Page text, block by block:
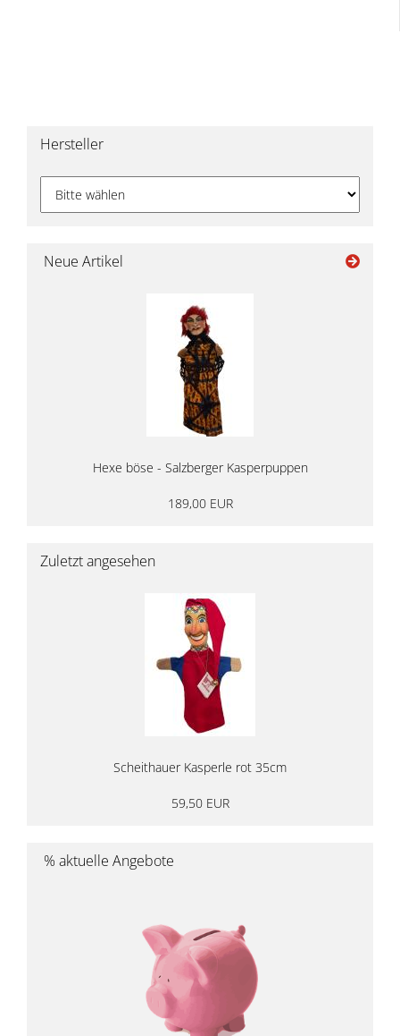
Hersteller
Neue Artikel
Hexe böse - Salzberger Kasperpuppen
189,00 EUR
Zuletzt angesehen
Scheithauer Kasperle rot 35cm
59,50 EUR
% aktuelle Angebote